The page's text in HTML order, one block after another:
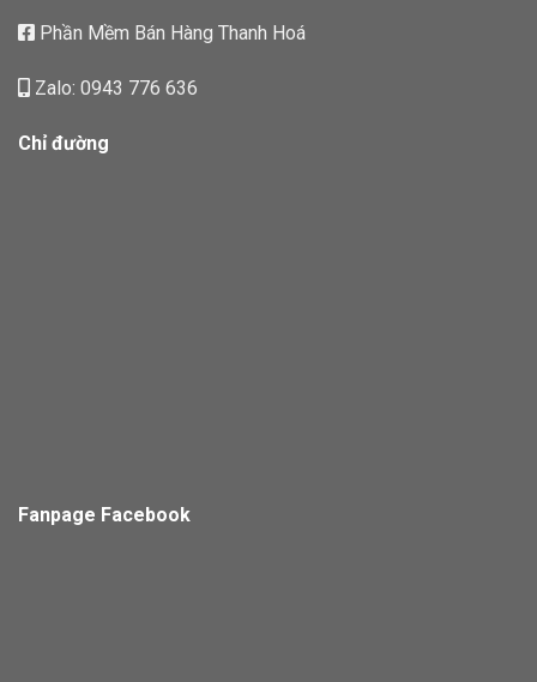
Phần Mềm Bán Hàng Thanh Hoá
Zalo: 0943 776 636
Chỉ đường
Fanpage Facebook